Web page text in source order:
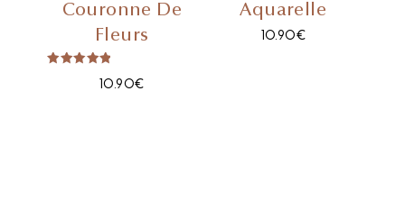
Couronne De
Fleurs
10.90€
Aquarelle
10.90€